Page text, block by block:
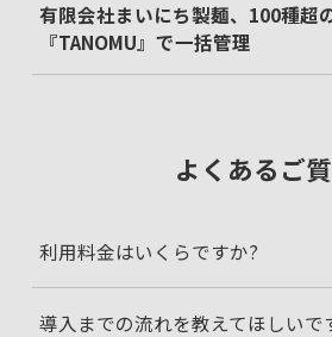
有限会社まいにち製麺、100種超
『TANOMU』で一括管理
よくあるご
利用料金はいくらですか?
導入までの流れを教えてほしいで